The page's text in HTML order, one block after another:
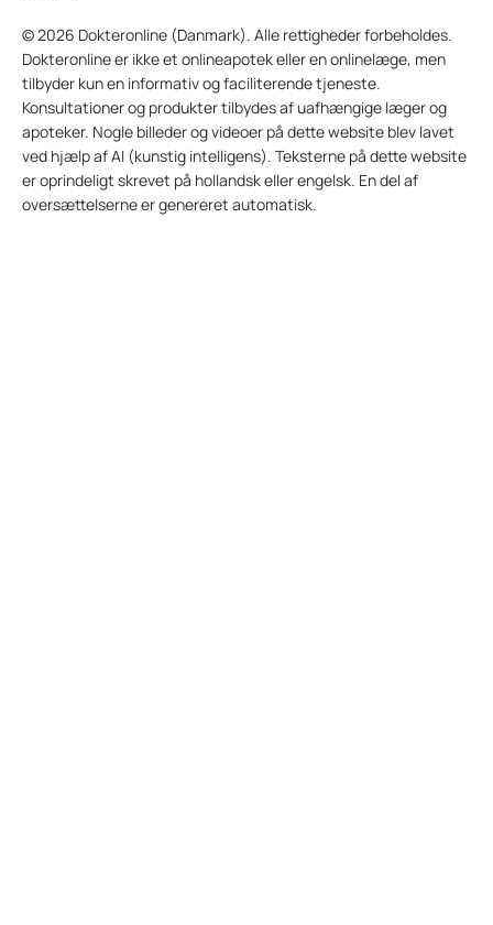
© 2026 Dokteronline (Danmark). Alle rettigheder forbeholdes.
Dokteronline er ikke et onlineapotek eller en onlinelæge, men
tilbyder kun en informativ og faciliterende tjeneste.
Konsultationer og produkter tilbydes af uafhængige læger og
apoteker. Nogle billeder og videoer på dette website blev lavet
ved hjælp af AI (kunstig intelligens). Teksterne på dette website
er oprindeligt skrevet på hollandsk eller engelsk. En del af
oversættelserne er genereret automatisk.